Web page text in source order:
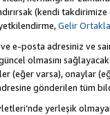
(kendi
Gelir
e-posta adresiniz ve
olmasını
(eğer varsa), onaylar
gönderilen tüm
yerleşik